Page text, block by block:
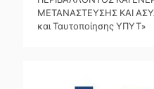
ΜΕΤΑΝΑΣΤΕΥΣΗΣ ΚΑΙ
και Ταυτοποίησης ΥΠΥΤ»